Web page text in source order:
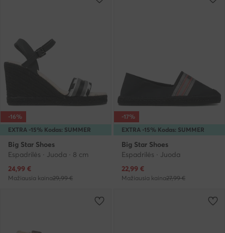
EXTRA -15% Kodas: SUMMER
-16%
Big Star Shoes
Espadrilės · Juoda · 8 cm
Dabartinė kaina
24,99 €
Mažiausia kaina29,99 €
EXTRA -15% Kodas: SUMMER
-17%
Big Star Shoes
Espadrilės · Juoda
Dabartinė kaina
22,99 €
Mažiausia kaina27,99 €